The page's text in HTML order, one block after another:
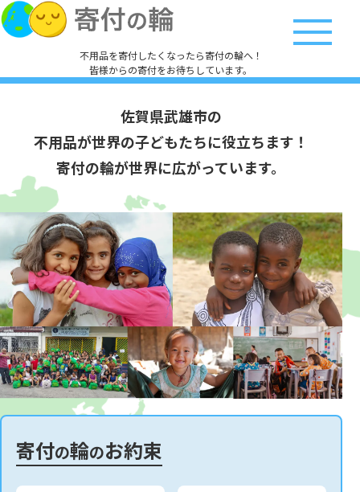
不用品を寄付したくなったら寄付の輪へ！
皆様からの寄付をお待ちしています。
佐賀県武雄市の
不用品が世界の子どもたちに役立ちます！
寄付の輪が世界に広がっています。
寄付の輪のお約束